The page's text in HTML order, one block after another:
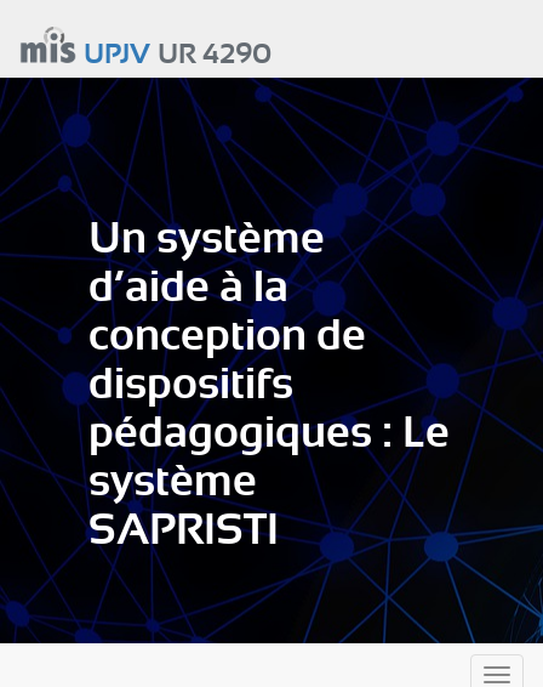
contenu
principal
UPJVUR 4290
Un système
d’aide à la
conception de
dispositifs
pédagogiques : Le
système
SAPRISTI